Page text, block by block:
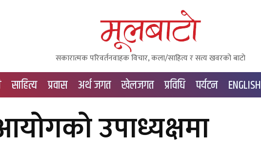
सकारात्मक परिवर्तनवाहक विचार, कला/साहित्य र सत्य खवरको बाटाे
साहित्य प्रवास अर्थ जगत खेलजगत प्रविधि पर्यटन ENGLISH
आयोगको उपाध्यक्षमा